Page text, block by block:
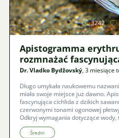
3242
Apistogramma
rozmnażać
Dr. Vladko Bydžovský, 3 miesiące
Długo umykała naukowemu
miała swoje miejsce już dawno.
fascynująca cichlida z dzikich
czerwonymi tonami ogonowej
Odkryj wymagania dotyczące
oraz instrukcje, jak skutecznie
domowych warunkach.
Średni